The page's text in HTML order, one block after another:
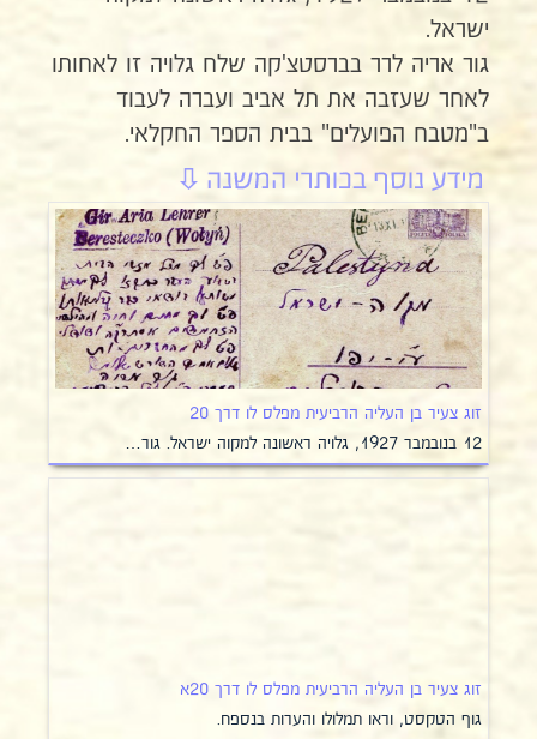
ישראל.
גור אריה לרר בברסטצ'קה שלח גלויה זו לאחותו
לאחר שעזבה את תל אביב ועברה לעבוד
ב"מטבח הפועלים" בבית הספר החקלאי.
זוג צעיר בן העליה הרביעית מפלס לו דרך 20
12 בנובמבר 1927, גלויה ראשונה למקוה ישראל. גור…
זוג צעיר בן העליה הרביעית מפלס לו דרך 20א
גוף הטקסט, וראו תמלולו והערות בנספח.